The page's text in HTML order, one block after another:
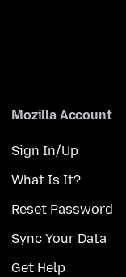
Mozilla Account
Sign In/Up
What Is It?
Reset Password
Sync Your Data
Get Help